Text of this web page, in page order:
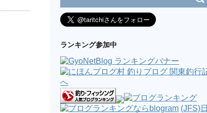
ランキング参加中
(JFS)日